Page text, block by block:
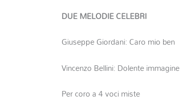
DUE MELODIE CELEBRI
Giuseppe Giordani: Caro mio ben
Vincenzo Bellini: Dolente immagine
Per coro a 4 voci miste